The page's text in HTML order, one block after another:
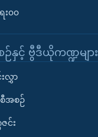
း၀၀
င့် ဗွီဒီယိုကဏ္ဍများ
လွှာ
အစဉ်
င်း